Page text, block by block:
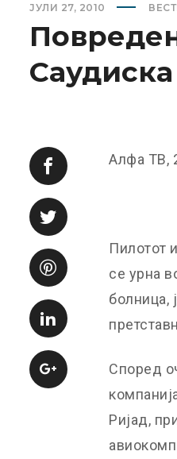
ЈУЛИ 27, 2010
Алфа ТВ,
Пилотот
се урна
болница,
Според
Ријад,